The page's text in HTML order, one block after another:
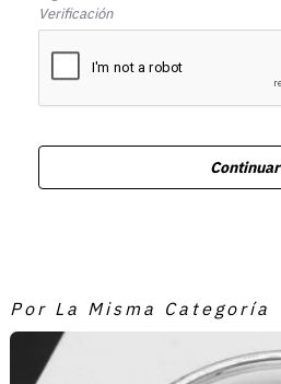
Verificación
Continuar
Por La Misma Categoría